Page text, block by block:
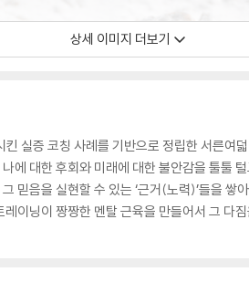
상세 이미지 더보기
실증 코칭 사례를 기반으로 정립한 서른여
에 대한 후회와 미래에 대한 불안감을 툴툴
믿음을 실현할 수 있는 ‘근거(노력)’들을
이닝이 짱짱한 멘탈 근육을 만들어서 그 다